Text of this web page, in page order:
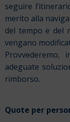
seguire
merito alla
del tempo e del
vengano
adeguate
rimborso.
Quote per